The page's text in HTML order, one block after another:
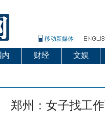
移动新媒体
内 财经 文娱
郑州：女子找工